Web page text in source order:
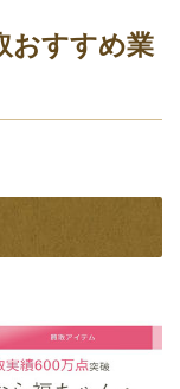
おすすめ業